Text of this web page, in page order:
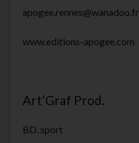
apogee.rennes@wanadoo.fr
www.editions-apogee.com
Art’Graf Prod.
BD, sport